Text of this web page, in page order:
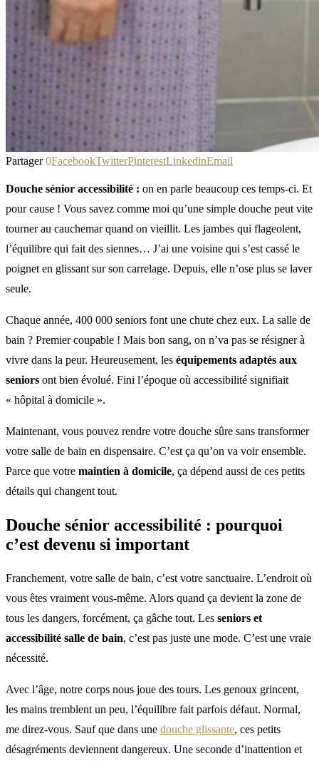
Partager 0FacebookTwitterPinterestLinkedinEmail
Douche sénior accessibilité : on en parle beaucoup ces temps-ci. Et
pour cause ! Vous savez comme moi qu’une simple douche peut vite
tourner au cauchemar quand on vieillit. Les jambes qui flageolent,
l’équilibre qui fait des siennes… J’ai une voisine qui s’est cassé le
poignet en glissant sur son carrelage. Depuis, elle n’ose plus se laver
seule.
Chaque année, 400 000 seniors font une chute chez eux. La salle de
bain ? Premier coupable ! Mais bon sang, on n’va pas se résigner à
vivre dans la peur. Heureusement, les équipements adaptés aux
seniors ont bien évolué. Fini l’époque où accessibilité signifiait
« hôpital à domicile ».
Maintenant, vous pouvez rendre votre douche sûre sans transformer
votre salle de bain en dispensaire. C’est ça qu’on va voir ensemble.
Parce que votre maintien à domicile, ça dépend aussi de ces petits
détails qui changent tout.
Douche sénior accessibilité : pourquoi
c’est devenu si important
Franchement, votre salle de bain, c’est votre sanctuaire. L’endroit où
vous êtes vraiment vous-même. Alors quand ça devient la zone de
tous les dangers, forcément, ça gâche tout. Les seniors et
accessibilité salle de bain, c’est pas juste une mode. C’est une vraie
nécessité.
Avec l’âge, notre corps nous joue des tours. Les genoux grincent,
les mains tremblent un peu, l’équilibre fait parfois défaut. Normal,
me direz-vous. Sauf que dans une douche glissante, ces petits
désagréments deviennent dangereux. Une seconde d’inattention et